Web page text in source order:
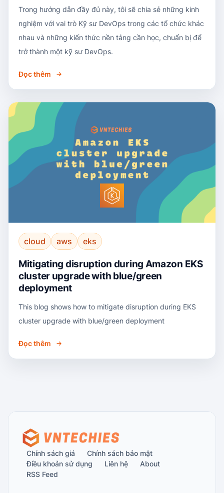
Trong hướng dẫn đầy đủ này, tôi sẽ chia sẻ những kinh
nghiệm với vai trò Kỹ sư DevOps trong các tổ chức khác
nhau và những kiến thức nền tảng cần học, chuẩn bị để
trở thành một kỹ sư DevOps.
Đọc thêm
cloud aws eks
Mitigating disruption during Amazon EKS
cluster upgrade with blue/green
deployment
This blog shows how to mitigate disruption during EKS
cluster upgrade with blue/green deployment
Đọc thêm
Chính sách giá
Chính sách bảo mật
Điều khoản sử dụng
Liên hệ
About
RSS Feed